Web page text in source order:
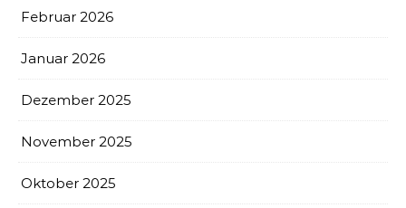
Februar 2026
Januar 2026
Dezember 2025
November 2025
Oktober 2025